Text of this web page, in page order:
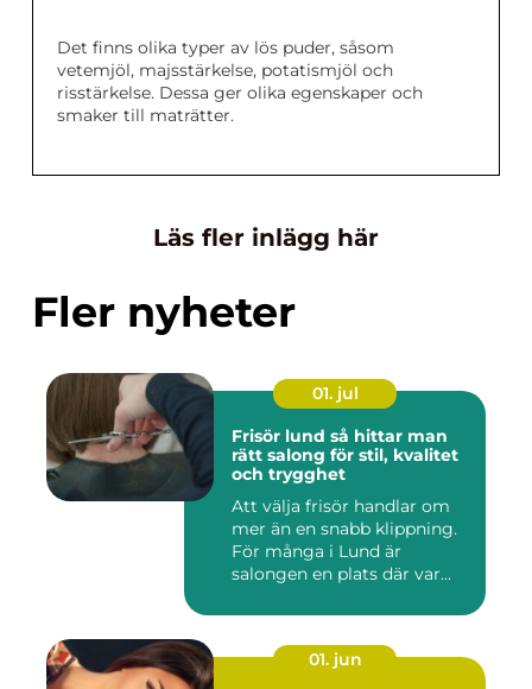
Det finns olika typer av lös puder, såsom
vetemjöl, majsstärkelse, potatismjöl och
risstärkelse. Dessa ger olika egenskaper och
smaker till maträtter.
Läs fler inlägg här
Fler nyheter
01. jul
Frisör lund så hittar man
rätt salong för stil, kvalitet
och trygghet
Att välja frisör handlar om
mer än en snabb klippning.
För många i Lund är
salongen en plats där var...
01. jun